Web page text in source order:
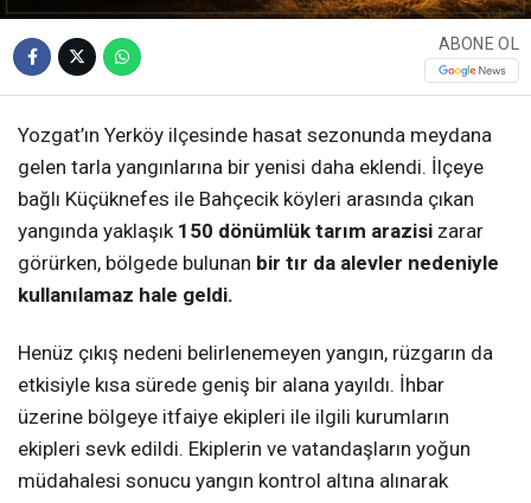
ABONE OL
Yozgat’ın Yerköy ilçesinde hasat sezonunda meydana
gelen tarla yangınlarına bir yenisi daha eklendi. İlçeye
bağlı Küçüknefes ile Bahçecik köyleri arasında çıkan
yangında yaklaşık 150 dönümlük tarım arazisi zarar
görürken, bölgede bulunan bir tır da alevler nedeniyle
kullanılamaz hale geldi.
Henüz çıkış nedeni belirlenemeyen yangın, rüzgarın da
etkisiyle kısa sürede geniş bir alana yayıldı. İhbar
üzerine bölgeye itfaiye ekipleri ile ilgili kurumların
ekipleri sevk edildi. Ekiplerin ve vatandaşların yoğun
müdahalesi sonucu yangın kontrol altına alınarak